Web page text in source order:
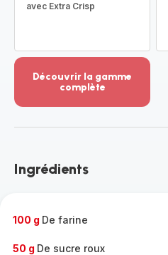
avec Extra Crisp
Découvrir la gamme
complète
-
gamme
Ingrédients
100 g De farine
50 g De sucre roux